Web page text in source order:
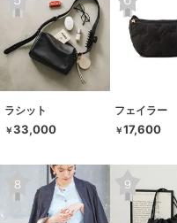
ラシット
￥33,000
フェイラー
￥17,600